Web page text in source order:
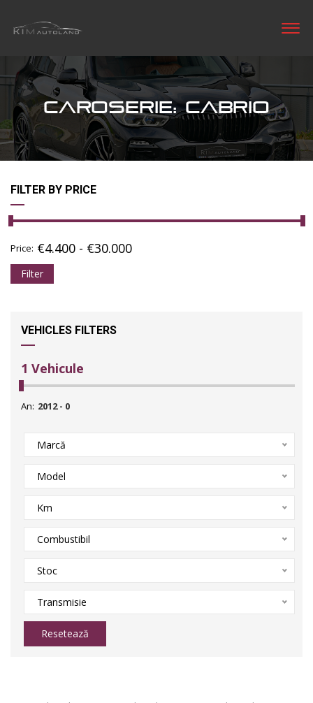
CAROSERIE: CABRIO
FILTER BY PRICE
Price: €4.400 - €30.000
Filter
VEHICLES FILTERS
1 Vehicule
An:
Marcă
Model
Km
Combustibil
Stoc
Transmisie
Resetează